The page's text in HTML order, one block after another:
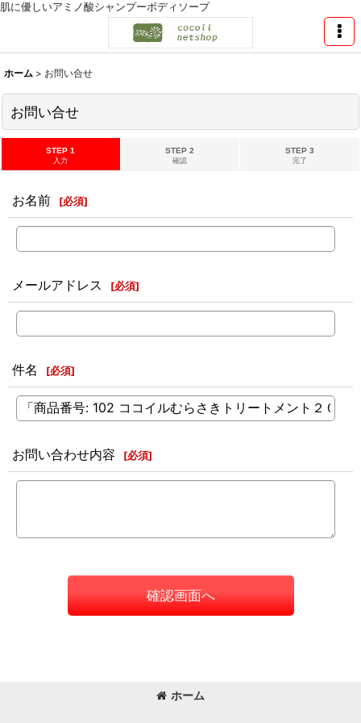
肌に優しいアミノ酸シャンプーボディソープ
ホーム > お問い合せ
お問い合せ
STEP 1
入力
STEP 2
確認
STEP 3
完了
お名前 [必須]
メールアドレス [必須]
件名 [必須]
お問い合わせ内容 [必須]
確認画面へ
ホーム